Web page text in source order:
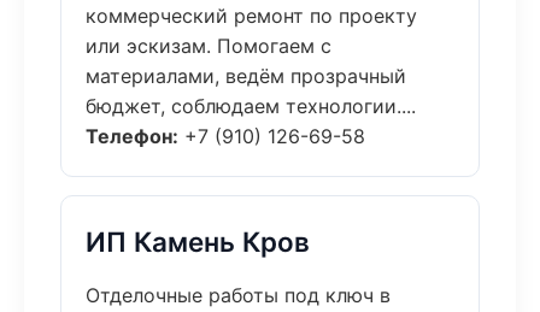
коммерческий ремонт по проекту
или эскизам. Помогаем с
материалами, ведём прозрачный
бюджет, соблюдаем технологии....
Телефон: +7 (910) 126-69-58
ИП Камень Кров
Отделочные работы под ключ в